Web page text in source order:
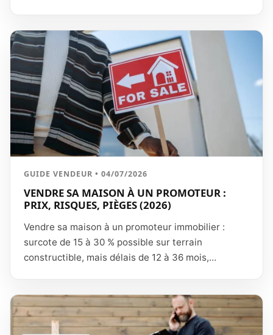
délai pour quitter les lieux.
GUIDE VENDEUR • 04/07/2026
VENDRE SA MAISON À UN PROMOTEUR :
PRIX, RISQUES, PIÈGES (2026)
Vendre sa maison à un promoteur immobilier :
surcote de 15 à 30 % possible sur terrain
constructible, mais délais de 12 à 36 mois,
le promoteur et négocier.